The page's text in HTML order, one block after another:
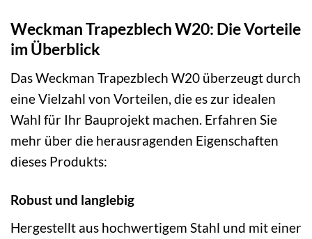
Weckman Trapezblech W20: Die Vorteile
im Überblick
Das Weckman Trapezblech W20 überzeugt durch
eine Vielzahl von Vorteilen, die es zur idealen
Wahl für Ihr Bauprojekt machen. Erfahren Sie
mehr über die herausragenden Eigenschaften
dieses Produkts:
Robust und langlebig
Hergestellt aus hochwertigem Stahl und mit einer